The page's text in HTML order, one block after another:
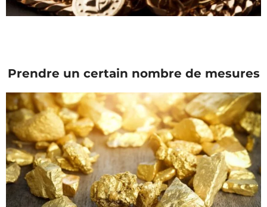
Prendre un certain nombre de mesures